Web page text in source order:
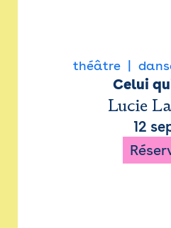
théâtre
Celui
Lucie
12